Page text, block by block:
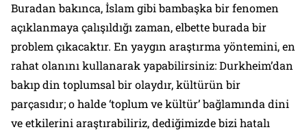
Buradan bakınca, İslam gibi bambaşka bir fenomen
açıklanmaya çalışıldığı zaman, elbette burada bir
problem çıkacaktır. En yaygın araştırma yöntemini, en
rahat olanını kullanarak yapabilirsiniz: Durkheim’dan
bakıp din toplumsal bir olaydır, kültürün bir
parçasıdır; o halde ‘toplum ve kültür’ bağlamında dini
ve etkilerini araştırabiliriz, dediğimizde bizi hatalı